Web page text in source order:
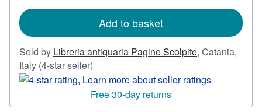
rates
Add to basket
Sold by Libreria antiquaria Pagine Scolpite, Catania,
Italy (4-star seller)
rating
4
out
Free 30-day returns